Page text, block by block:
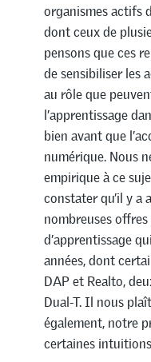
organismes actifs
dont ceux de
pensons que ces
de sensibiliser les
au rôle que
l’apprentissage
bien avant que
numérique. Nous
empirique à ce
constater qu’il y a
nombreuses
d’apprentissage
années, dont
DAP et Realto,
Dual-T. Il nous
également, notre
certaines